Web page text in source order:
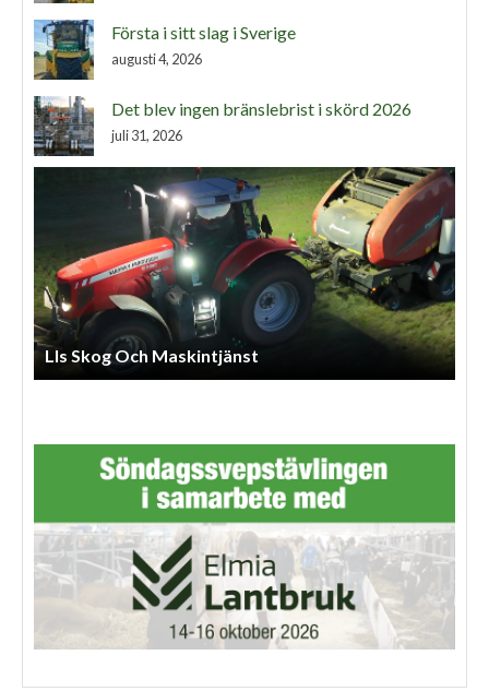
Första i sitt slag i Sverige
augusti 4, 2026
Det blev ingen bränslebrist i skörd 2026
juli 31, 2026
Arnessons Entreprenad